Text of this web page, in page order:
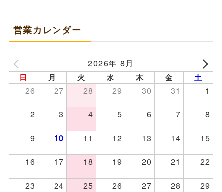
営業カレンダー
2026年 8月
日 月 火 水 木 金 土
26 27 28 29 30 31
1
2
3 4 5 6 7
8
9
10 11 12 13 14
15
16
17 18 19 20 21
22
23
24 25 26 27 28
29